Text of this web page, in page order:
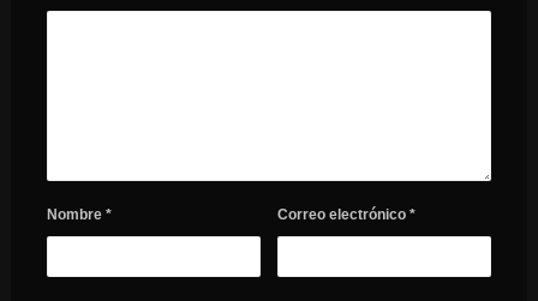
Nombre * Correo electrónico*